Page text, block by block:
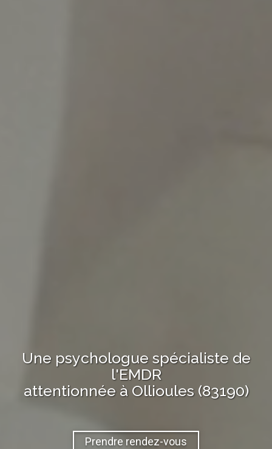
Une psychologue spécialiste de
l'EMDR
attentionnée à Ollioules (83190)
Prendre rendez-vous